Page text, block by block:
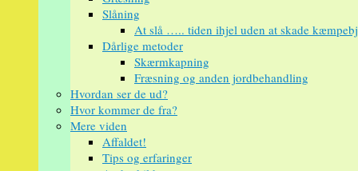
Slåning
At slå ….. tiden ihjel uden at skade
Dårlige metoder
Skærmkapning
Fræsning og anden jordbehandling
Hvordan ser de ud?
Hvor kommer de fra?
Mere viden
Affaldet!
Tips og erfaringer